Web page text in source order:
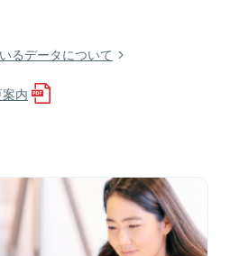
るデータについて
内